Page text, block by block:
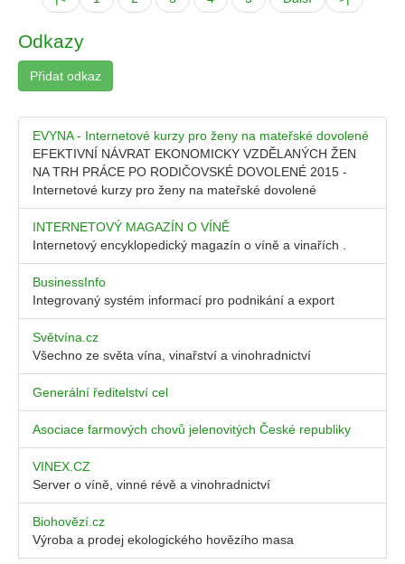
Odkazy
Přidat odkaz
EVYNA - Internetové kurzy pro ženy na mateřské dovolené
EFEKTIVNÍ NÁVRAT EKONOMICKY VZDĚLANÝCH ŽEN
NA TRH PRÁCE PO RODIČOVSKÉ DOVOLENÉ 2015 -
Internetové kurzy pro ženy na mateřské dovolené
INTERNETOVÝ MAGAZÍN O VÍNĚ
Internetový encyklopedický magazín o víně a vinařích .
BusinessInfo
Integrovaný systém informací pro podnikání a export
Světvína.cz
Všechno ze světa vína, vinařství a vinohradnictví
Generální ředitelství cel
Asociace farmových chovů jelenovitých České republiky
VINEX.CZ
Server o víně, vinné révě a vinohradnictví
Biohovězí.cz
Výroba a prodej ekologického hovězího masa